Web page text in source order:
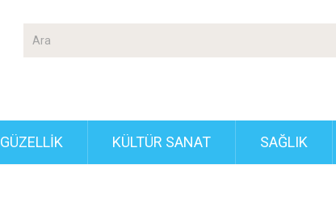
GÜZELLIK KÜLTÜR SANAT SAĞLIK